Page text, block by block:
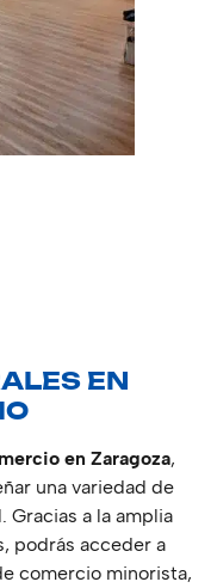
EN
en Zaragoza,
una variedad de
a la amplia
podrás acceder a
comercio minorista,